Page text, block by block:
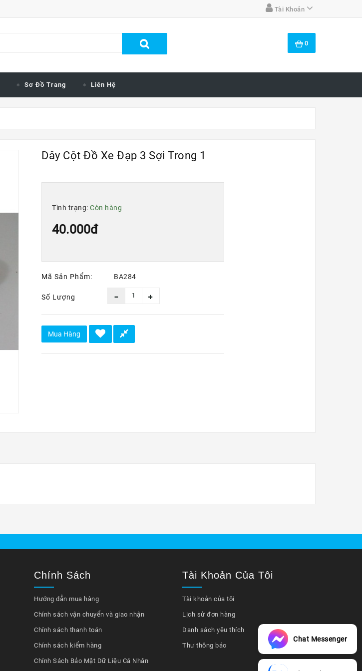
Tài Khoản
0
Sơ Đồ Trang Liên Hệ
Dây Cột Đồ Xe Đạp 3 Sợi Trong 1
Tình trạng: Còn hàng
40.000đ
Mã Sản Phẩm: BA284
Số Lượng
Mua Hàng
Chính Sách
Hướng dẫn mua hàng
Chính sách vận chuyển và giao nhận
Chính sách thanh toán
Chính sách kiểm hàng
Chính Sách Bảo Mật Dữ Liệu Cá Nhân
Tài Khoản Của Tôi
Tài khoản của tôi
Lịch sử đơn hàng
Danh sách yêu thích
Thư thông báo
Chat Messenger